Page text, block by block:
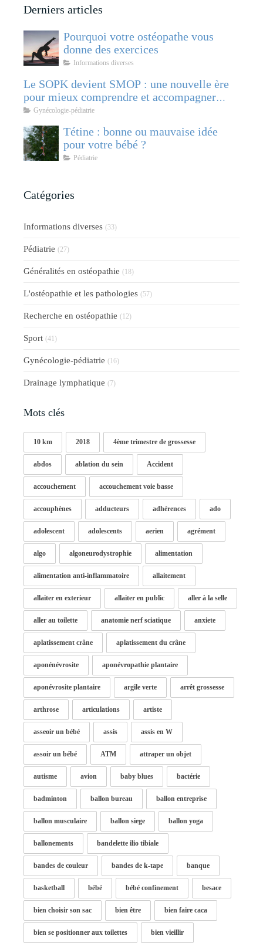
Derniers articles
Pourquoi votre ostéopathe vous
donne des exercices
Informations diverses
Le SOPK devient SMOP : une nouvelle ère
pour mieux comprendre et accompagner
cette pathologie féminine
Gynécologie-pédiatrie
Tétine : bonne ou mauvaise idée
pour votre bébé ?
Pédiatrie
Catégories
Informations diverses (33)
Pédiatrie (27)
Généralités en ostéopathie (18)
L'ostéopathie et les pathologies (57)
Recherche en ostéopathie (12)
Sport (41)
Gynécologie-pédiatrie (16)
Drainage lymphatique (7)
Mots clés
10 km 2018 4ème trimestre de grossesse
abdos ablation du sein Accident
accouchement accouchement voie basse
accouphènes adducteurs adhérences ado
adolescent adolescents aerien agrément
algo algoneurodystrophie alimentation
alimentation anti-inflammatoire allaitement
allaiter en exterieur allaiter en public aller à la selle
aller au toilette anatomie nerf sciatique anxiete
aplatissement crâne aplatissement du crâne
aponénévrosite aponévropathie plantaire
aponévrosite plantaire argile verte arrêt grossesse
arthrose articulations artiste
asseoir un bébé assis assis en W
assoir un bébé ATM attraper un objet
autisme avion baby blues bactérie
badminton ballon bureau ballon entreprise
ballon musculaire ballon siege ballon yoga
ballonements bandelette ilio tibiale
bandes de couleur bandes de k-tape banque
basketball bébé bébé confinement besace
bien choisir son sac bien être bien faire caca
bien se positionner aux toilettes bien vieillir